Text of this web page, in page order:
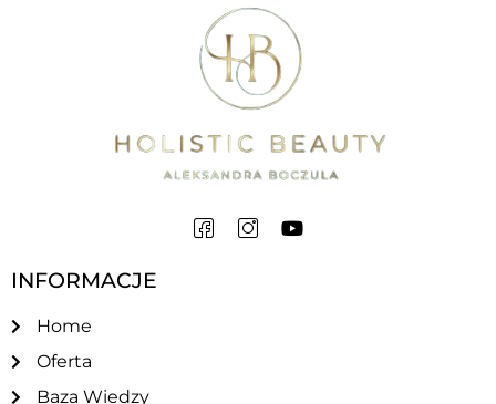
INFORMACJE
Home
Oferta
Baza Wiedzy